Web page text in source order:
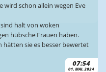
07:54
01. MAI. 2024
wird schon allein wegen Eve
halt von woken
hübsche Frauen haben.
hätten sie es besser bewertet